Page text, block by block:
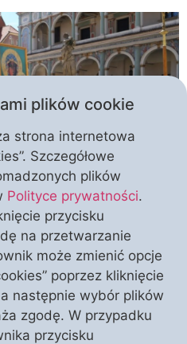
tradycja uroczystych
Ojczyzny, do których
Inicjatywę podjęły
takie jak Męski
z proboszczami
do Krakowa i wielu
maja 2022 roku.
Uczestnicy tego
plików cookie
strona internetowa
Szczegółowe
plików
Polityce prywatności.
przycisku
na przetwarzanie
może zmienić opcje
poprzez kliknięcie
następnie wybór plików
zgodę. W przypadku
przycisku